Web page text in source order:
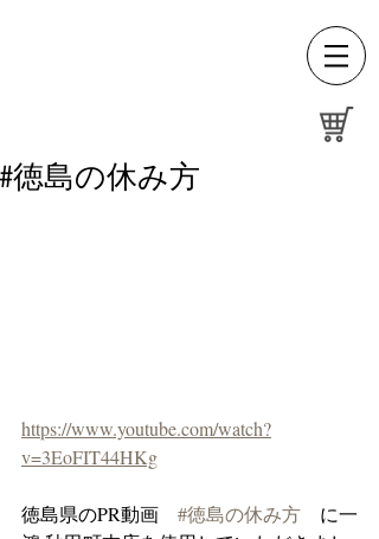
#徳島の休み方
https://www.youtube.com/watch?
v=3EoFIT44HKg
徳島県のPR動画 #徳島の休み方 に一